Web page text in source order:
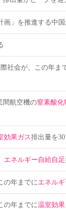
画」を推進する中国
社会が、この年ま
間航空機の窒素酸化
効果ガス排出量を
エネルギー自給自足
の年までにエネル
の年までに温室効